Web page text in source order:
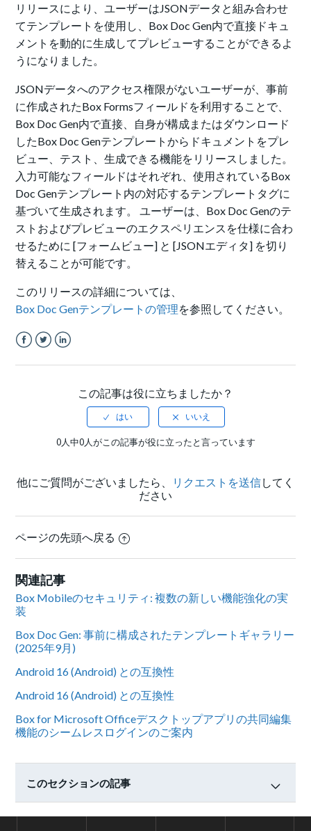
リリースにより、ユーザーはJSONデータと組み合わせ
てテンプレートを使用し、Box Doc Gen内で直接ドキュ
メントを動的に生成してプレビューすることができるよ
うになりました。
JSONデータへのアクセス権限がないユーザーが、事前
に作成されたBox Formsフィールドを利用することで、
Box Doc Gen内で直接、自身が構成またはダウンロード
したBox Doc Genテンプレートからドキュメントをプレ
ビュー、テスト、生成できる機能をリリースしました。
入力可能なフィールドはそれぞれ、使用されているBox
Doc Genテンプレート内の対応するテンプレートタグに
基づいて生成されます。 ユーザーは、Box Doc Genのテ
ストおよびプレビューのエクスペリエンスを仕様に合わ
せるために [フォームビュー] と [JSONエディタ] を切り
替えることが可能です。
このリリースの詳細については、
Box Doc Genテンプレートの管理を参照してください。
この記事は役に立ちましたか？
0人中0人がこの記事が役に立ったと言っています
他にご質問がございましたら、 リクエストを送信してく
ださい
ページの先頭へ戻る
関連記事
Box Mobileのセキュリティ: 複数の新しい機能強化の実
装
Box Doc Gen: 事前に構成されたテンプレートギャラリー
(2025年9月)
Android 16 (Android) との互換性
Android 16 (Android) との互換性
Box for Microsoft Officeデスクトップアプリの共同編集
機能のシームレスログインのご案内
このセクションの記事